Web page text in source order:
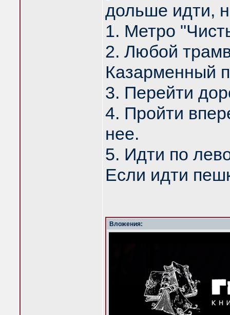
дольше идти,
1. Метро
2. Любой
Казарменный
3. Перейти
4. Пройти
нее.
5. Идти по
Если идти
Вложения: